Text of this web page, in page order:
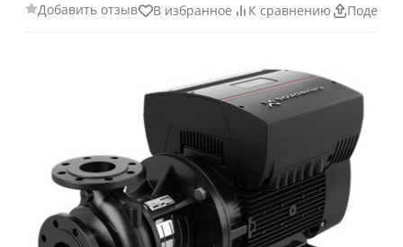
Добавить отзыв В избранное К сравнению